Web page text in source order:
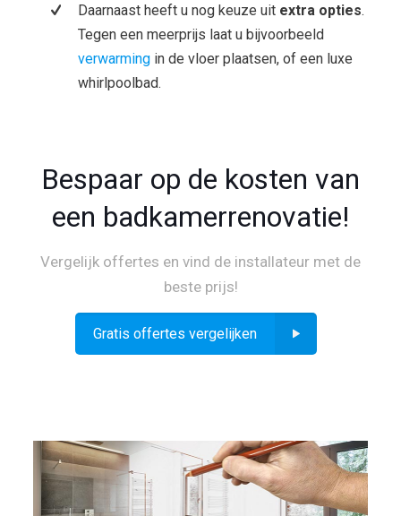
Daarnaast heeft u nog keuze uit extra opties.
Tegen een meerprijs laat u bijvoorbeeld
verwarmingin de vloer plaatsen, of een luxe
whirlpoolbad.
Bespaar op de kosten van
een badkamerrenovatie!
Vergelijk offertes en vind de installateur met de
beste prijs!
Gratis offertes vergelijken